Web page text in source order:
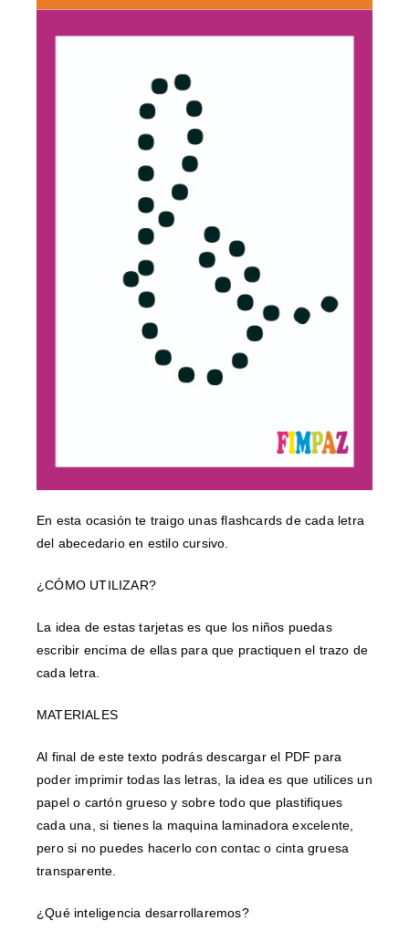
En esta ocasión te traigo unas flashcards de cada letra
del abecedario en estilo cursivo.
¿CÓMO UTILIZAR?
La idea de estas tarjetas es que los niños puedas
escribir encima de ellas para que practiquen el trazo de
cada letra.
MATERIALES
Al final de este texto podrás descargar el PDF para
poder imprimir todas las letras, la idea es que utilices un
papel o cartón grueso y sobre todo que plastifiques
cada una, si tienes la maquina laminadora excelente,
pero si no puedes hacerlo con contac o cinta gruesa
transparente.
¿Qué inteligencia desarrollaremos?